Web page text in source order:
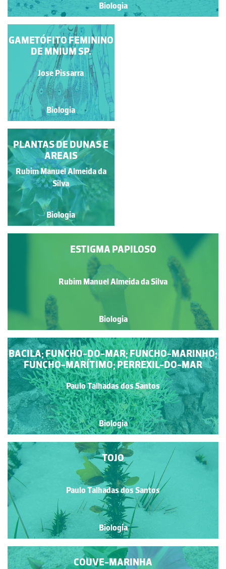
Biologia
ANTERÍDIOS DE
POLYTRICHUM SP.
Jose Pissarra
Biologia
GAMETÓFITO FEMININO
DE MNIUM SP.
Jose Pissarra
Biologia
FLORES MASCULINAS
DE RÍCINO
Rubim Manuel Almeida da
Silva
Biologia
ESTIGMA PAPILOSO
Rubim Manuel Almeida da Silva
Biologia
PLANTAS DE DUNAS E
AREAIS
Rubim Manuel Almeida da
Silva
Biologia
BACILA; FUNCHO-DO-MAR; FUNCHO-MARINHO;
FUNCHO-MARÍTIMO; PERREXIL-DO-MAR
Paulo Talhadas dos Santos
Biologia
TOJO
Paulo Talhadas dos Santos
Biologia
COUVE-MARINHA